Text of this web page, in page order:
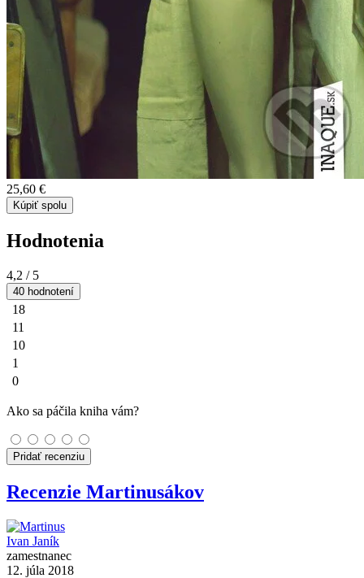
25,60 €
Kúpiť spolu
Hodnotenia
4,2 / 5
40 hodnotení
18
11
10
1
0
Ako sa páčila kniha vám?
Pridať recenziu
Recenzie Martinusákov
Ivan Janík
zamestnanec
12. júla 2018